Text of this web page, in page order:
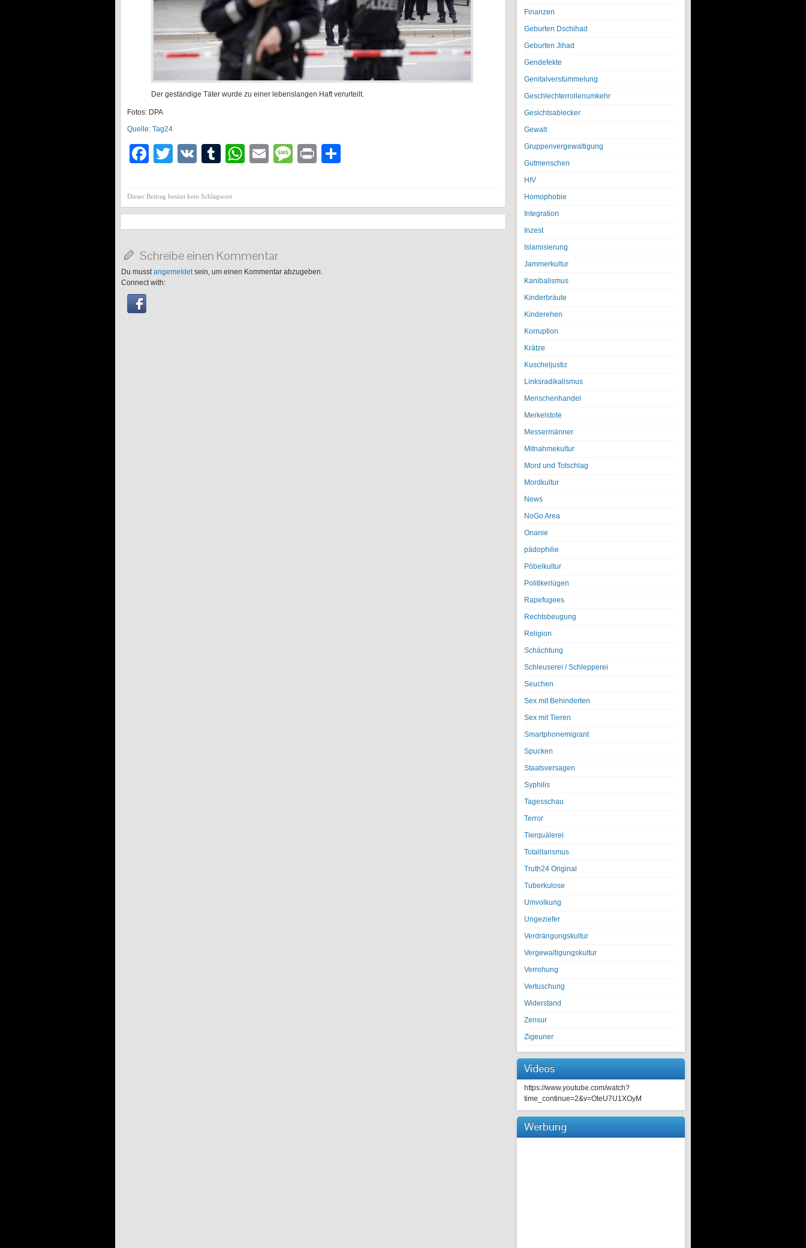
Der geständige Täter wurde zu einer lebenslangen Haft verurteilt.
Fotos: DPA
Quelle: Tag24
Facebook
Twitter
VK Tumblr
WhatsApp
EmailMessage
Print
Dieser Beitrag besitzt kein Schlagwort
Schreibe einen Kommentar
Du musstangemeldetsein, um einen Kommentar abzugeben.
Connect with:
Finanzen
Geburten Dschihad
Geburten Jihad
Gendefekte
Genitalverstümmelung
Geschlechterrollenumkehr
Gesichtsablecker
Gewalt
Gruppenvergewaltigung
Gutmenschen
HIV
Homophobie
Integration
Inzest
Islamisierung
Jammerkultur
Kanibalismus
Kinderbräute
Kinderehen
Korruption
Krätze
Kuscheljustiz
Linksradikalismus
Menschenhandel
Merkelstote
Messermänner
Mitnahmekultur
Mord und Totschlag
Mordkultur
News
NoGo Area
Onanie
pädophilie
Pöbelkultur
Politikerlügen
Rapefugees
Rechtsbeugung
Religion
Schächtung
Schleuserei / Schlepperei
Seuchen
Sex mit Behinderten
Sex mit Tieren
Smartphonemigrant
Spucken
Staatsversagen
Syphilis
Tagesschau
Terror
Tierquälerei
Totalitarismus
Truth24 Original
Tuberkulose
Umvolkung
Ungeziefer
Verdrängungskultur
Vergewaltigungskultur
Verrohung
Vertuschung
Widerstand
Zensur
Zigeuner
Videos
https://www.youtube.com/watch?
time_continue=2&v=OteU7U1XOyM
Werbung